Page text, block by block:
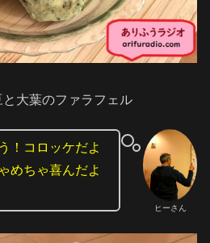
大葉のファラフェル
ヒーさん
！コロッケだよ
めちゃ喜んだよ